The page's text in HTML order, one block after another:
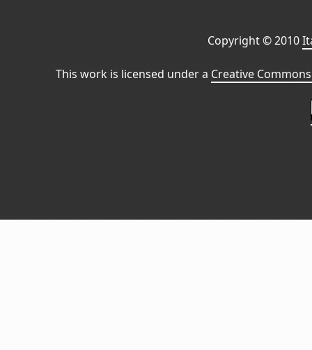
Copyright © 2010
This work is licensed under a Creative